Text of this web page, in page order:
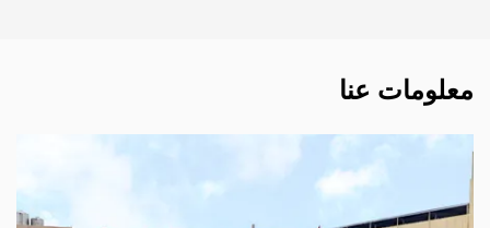
معلومات عنا